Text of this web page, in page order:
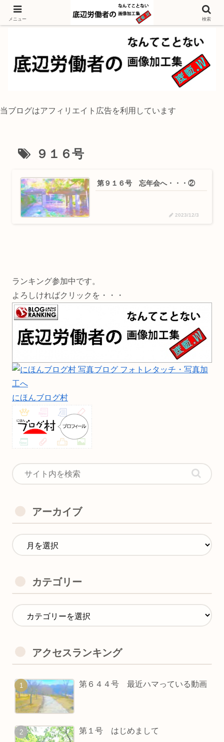
独身底辺おじさんが風景写真をイラスト風に加工するブログ
当ブログはアフィリエイト広告を利用しています
９１６号
第９１６号 忘年会へ・・・②
2023/12/3
ランキング参加中です。
よろしければクリックを・・・
にほんブログ村
アーカイブ
カテゴリー
アクセスランキング
第６４４号 最近ハマっている動画
第１号 はじめまして
メニュー 検索